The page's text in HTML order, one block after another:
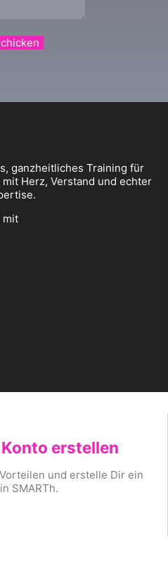
ganzheitliches Training für
Herz, Verstand und echter
mit
erstellen
und erstelle Dir ein
SMARTh.